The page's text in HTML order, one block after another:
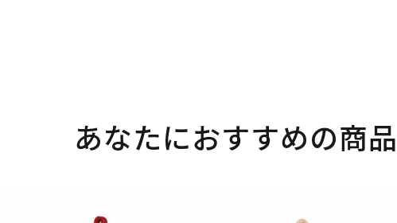
あなたにおすすめの商品